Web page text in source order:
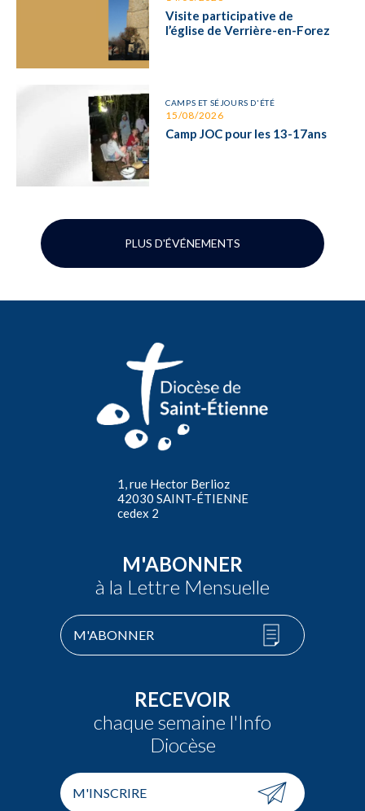
PLUS D'ÉVÉNEMENTS
Visite participative de
l’église de Verrière-en-Forez
CAMPS ET SÉJOURS D'ÉTÉ
15/08/2026
Camp JOC pour les 13-17ans
1, rue Hector Berlioz
42030 SAINT-ÉTIENNE
cedex 2
M'ABONNER
à la Lettre Mensuelle
M'ABONNER
RECEVOIR
chaque semaine l'Info
Diocèse
M'INSCRIRE